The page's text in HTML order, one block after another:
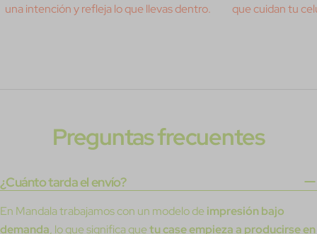
una intención y refleja lo que llevas dentro.
que cuidan tu
Preguntas frecuentes
¿Cuánto tarda el envío?
En Mandala trabajamos con un modelo deimpresión bajo
demanda, lo que significa quetu case empieza a producirse en